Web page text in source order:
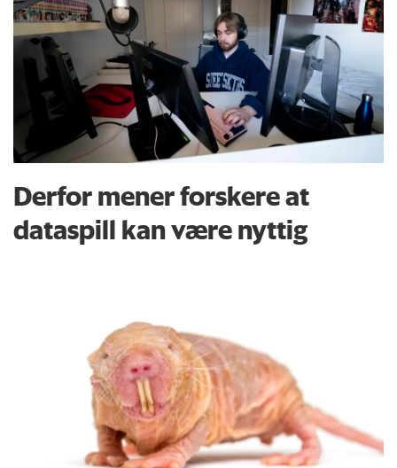
Derfor mener forskere at
dataspill kan være nyttig